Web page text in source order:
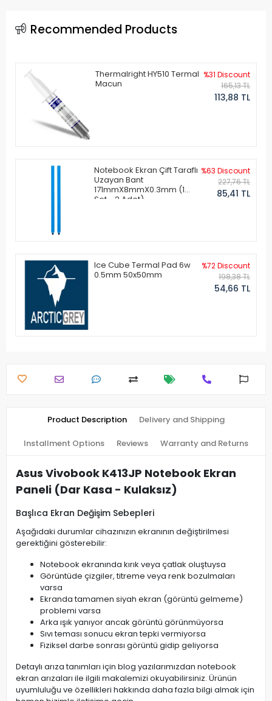
Recommended Products
Thermalright HY510 Termal
Macun
%31 Discount
165,13 TL
113,88 TL
Notebook Ekran Çift Taraflı
Uzayan Bant
171mmX8mmX0.3mm (1
Set - 2 Adet)
%63 Discount
227,76 TL
85,41 TL
Ice Cube Termal Pad 6w
0.5mm 50x50mm
%72 Discount
198,38 TL
54,66 TL
Product Description Delivery and Shipping
Installment Options Reviews Warranty and Returns
Asus Vivobook K413JP Notebook Ekran
Paneli (Dar Kasa - Kulaksız)
Başlıca Ekran Değişim Sebepleri
Aşağıdaki durumlar cihazınızın ekranının değiştirilmesi
gerektiğini gösterebilir:
Notebook ekranında kırık veya çatlak oluştuysa
Görüntüde çizgiler, titreme veya renk bozulmaları
varsa
Ekranda tamamen siyah ekran (görüntü gelmeme)
problemi varsa
Arka ışık yanıyor ancak görüntü görünmüyorsa
Sıvı teması sonucu ekran tepki vermiyorsa
Fiziksel darbe sonrası görüntü gidip geliyorsa
Detaylı arıza tanımları için blog yazılarımızdan notebook
ekran arızaları ile ilgili makalemizi okuyabilirsiniz. Ürünün
uyumluluğu ve özellikleri hakkında daha fazla bilgi almak için